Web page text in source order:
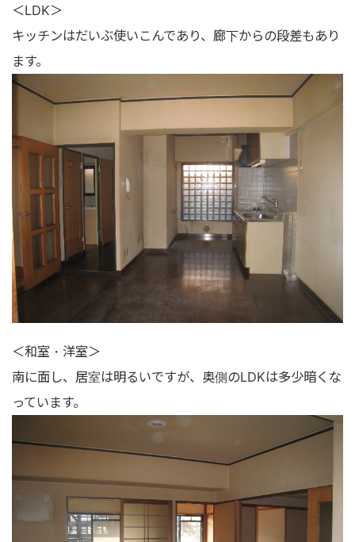
＜LDK＞
キッチンはだいぶ使いこんであり、廊下からの段差もあり
ます。
＜和室・洋室＞
南に面し、居室は明るいですが、奥側のLDKは多少暗くな
っています。